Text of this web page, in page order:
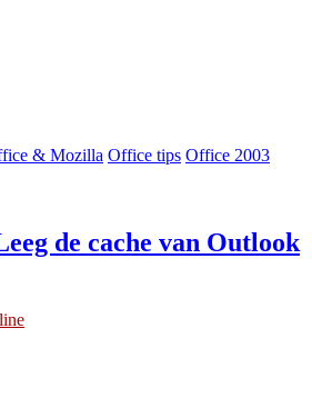
& Mozilla Office tips Office 2003
de cache van Outlook